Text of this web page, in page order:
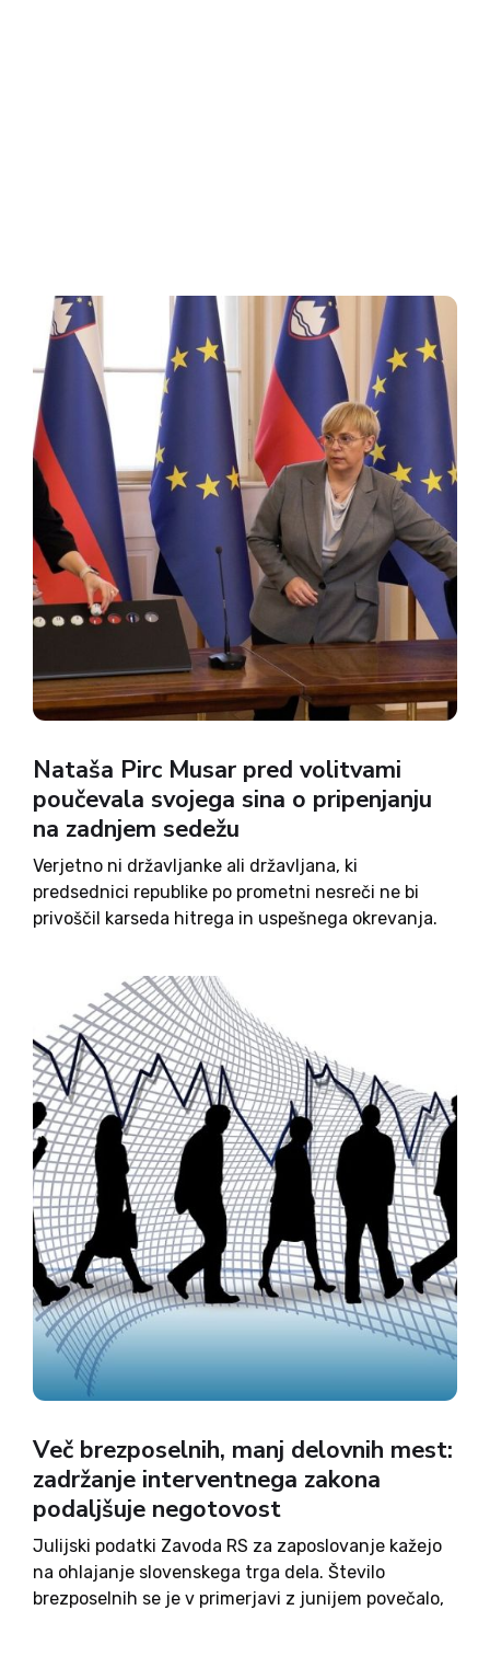
Nataša Pirc Musar pred volitvami
poučevala svojega sina o pripenjanju
na zadnjem sedežu
Verjetno ni državljanke ali državljana, ki
predsednici republike po prometni nesreči ne bi
privoščil karseda hitrega in uspešnega okrevanja.
z varnostnim pasom, pa v delu javnosti kljub
njenemu obžalovanju vzbujajo vedno nova...
Več brezposelnih, manj delovnih mest:
zadržanje interventnega zakona
podaljšuje negotovost
Julijski podatki Zavoda RS za zaposlovanje kažejo
na ohlajanje slovenskega trga dela. Število
brezposelnih se je v primerjavi z junijem povečalo,